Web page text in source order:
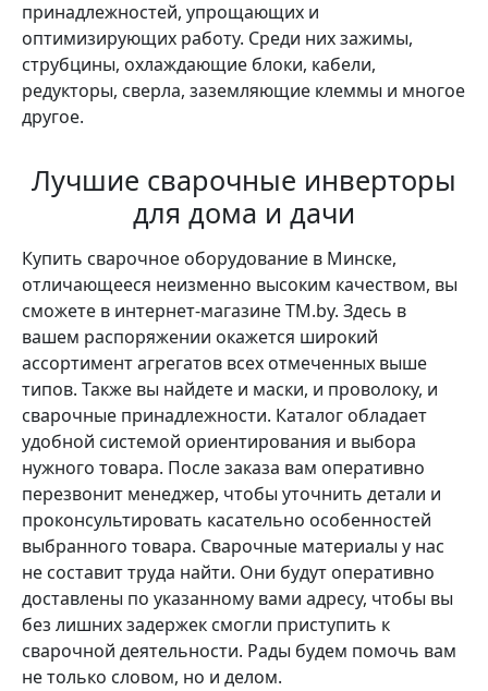
принадлежностей, упрощающих и
оптимизирующих работу. Среди них зажимы,
струбцины, охлаждающие блоки, кабели,
редукторы, сверла, заземляющие клеммы и многое
другое.
Лучшие сварочные инверторы
для дома и дачи
Купить сварочное оборудование в Минске,
отличающееся неизменно высоким качеством, вы
сможете в интернет-магазине TM.by. Здесь в
вашем распоряжении окажется широкий
ассортимент агрегатов всех отмеченных выше
типов. Также вы найдете и маски, и проволоку, и
сварочные принадлежности. Каталог обладает
удобной системой ориентирования и выбора
нужного товара. После заказа вам оперативно
перезвонит менеджер, чтобы уточнить детали и
проконсультировать касательно особенностей
выбранного товара. Сварочные материалы у нас
не составит труда найти. Они будут оперативно
доставлены по указанному вами адресу, чтобы вы
без лишних задержек смогли приступить к
сварочной деятельности. Рады будем помочь вам
не только словом, но и делом.